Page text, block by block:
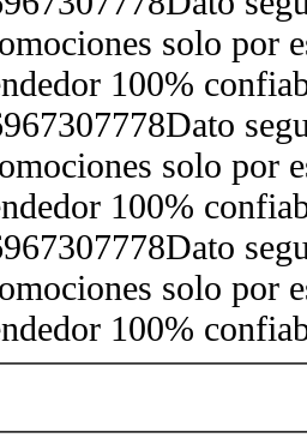
solo por
100%
solo por
100%
solo por
100%